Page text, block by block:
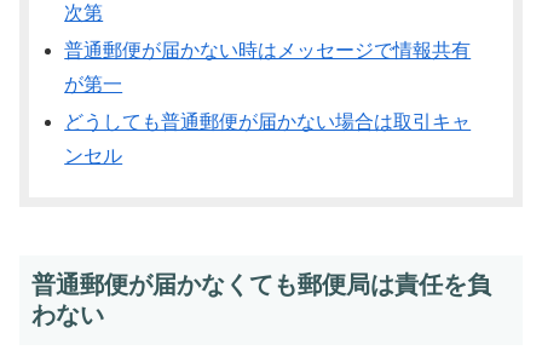
次第
普通郵便が届かない時はメッセージで情報共有
が第一
どうしても普通郵便が届かない場合は取引キャ
ンセル
普通郵便が届かなくても郵便局は責任を負
わない